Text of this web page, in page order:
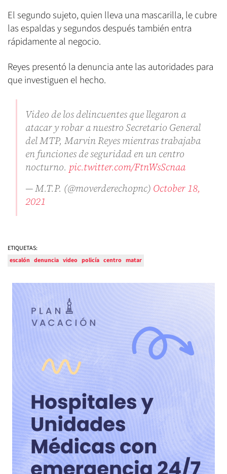
El segundo sujeto, quien lleva una mascarilla, le cubre
las espaldas y segundos después también entra
rápidamente al negocio.
Reyes presentó la denuncia ante las autoridades para
que investiguen el hecho.
Video de los delincuentes que llegaron a
atacar y robar a nuestro Secretario General
del MTP, Marvin Reyes mientras trabajaba
en funciones de seguridad en un centro
nocturno. pic.twitter.com/FtnWsScnaa
— M.T.P. (@moverderechopnc) October 18,
2021
ETIQUETAS:
escalón denuncia video policía centro matar